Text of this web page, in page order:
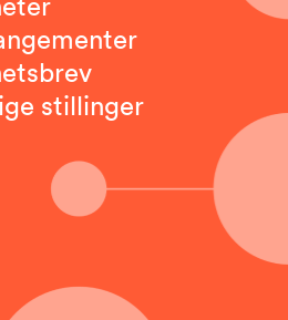
stillinger